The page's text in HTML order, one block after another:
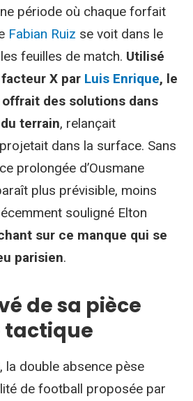
période où chaque forfait
Fabian Ruiz se voit dans le
feuilles de match. Utilisé
X par Luis Enrique, le
des solutions dans
terrain, relançait
dans la surface. Sans
prolongée d’Ousmane
plus prévisible, moins
souligné Elton
sur ce manque qui se
parisien.
de sa pièce
tactique
la double absence pèse
de football proposée par